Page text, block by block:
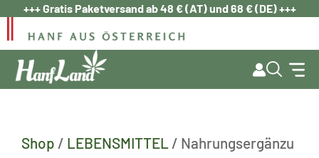
Zum
Inhalt
springen
+++ Gratis Paketversand ab 48 € (AT) und 68 € (DE) +++
Shop / LEBENSMITTEL / Nahrungsergänzu